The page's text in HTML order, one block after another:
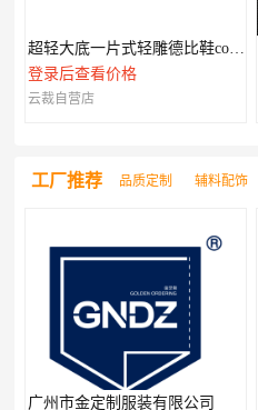
超轻大底一片式轻雕德比鞋comfort-XL系列
登录后查看价格
云裁自营店
工厂推荐 品质定制 辅料配饰
广州市金定制服装有限公司